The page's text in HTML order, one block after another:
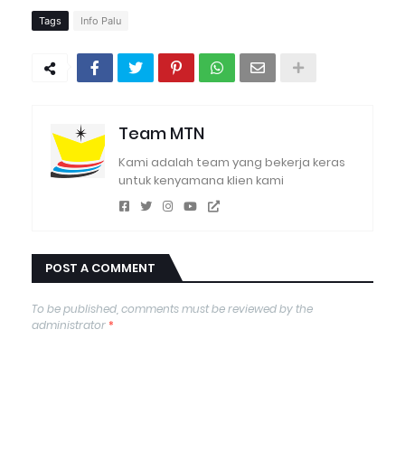
Tags Info Palu
Team MTN
Kami adalah team yang bekerja keras
untuk kenyamana klien kami
POST A COMMENT
To be published, comments must be reviewed by the
administrator*